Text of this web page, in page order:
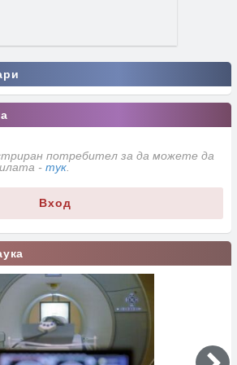
потребител за да можете да
- тук.
Вход